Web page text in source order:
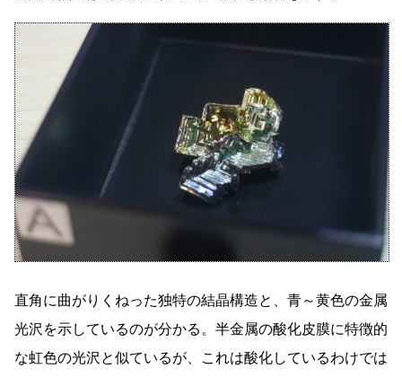
直角に曲がりくねった独特の結晶構造と、青～黄色の金属
光沢を示しているのが分かる。半金属の酸化皮膜に特徴的
な虹色の光沢と似ているが、これは酸化しているわけでは